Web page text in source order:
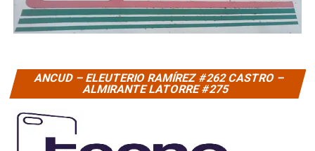
ANCUD – ELEUTERIO RAMÍREZ #262 CASTRO –
ALMIRANTE LATORRE #275